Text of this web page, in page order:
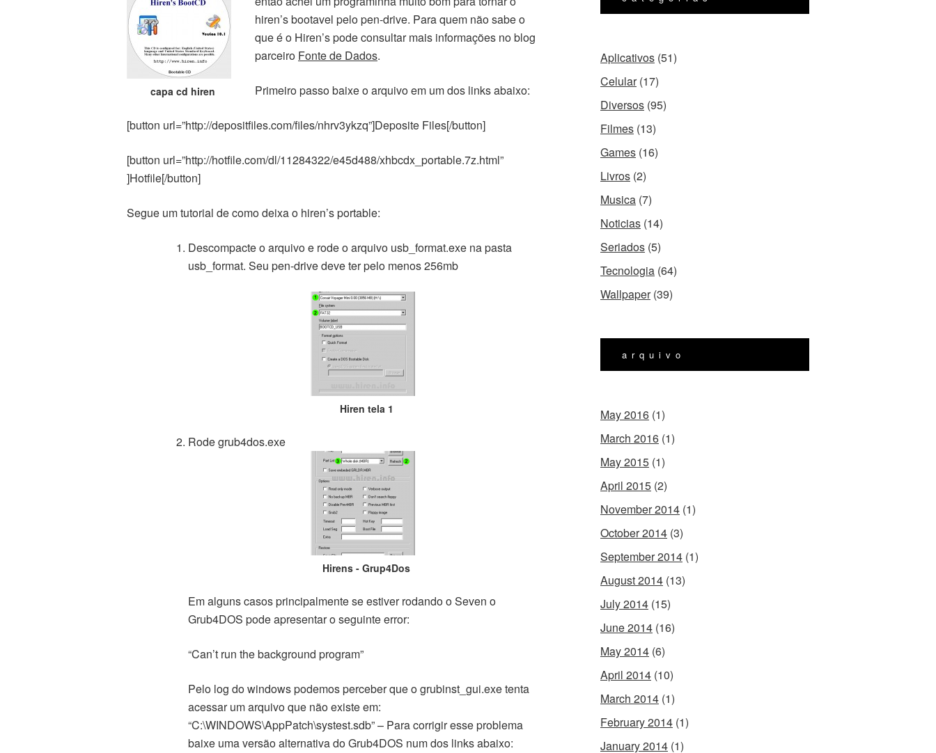
capa cd hiren
hiren’s bootavel pelo pen-drive. Para quem não sabe o
que é o Hiren’s pode consultar mais informações no blog
parceiro Fonte de Dados.
Primeiro passo baixe o arquivo em um dos links abaixo:
[button url=”http://depositfiles.com/files/nhrv3ykzq”]Deposite Files[/button]
[button url=”http://hotfile.com/dl/11284322/e45d488/xhbcdx_portable.7z.html”
]Hotfile[/button]
Segue um tutorial de como deixa o hiren’s portable:
Descompacte o arquivo e rode o arquivo usb_format.exe na pasta
usb_format. Seu pen-drive deve ter pelo menos 256mb
Hiren tela 1
Rode grub4dos.exe
Hirens - Grup4Dos
Em alguns casos principalmente se estiver rodando o Seven o
Grub4DOS pode apresentar o seguinte error:
“Can’t run the background program”
Pelo log do windows podemos perceber que o grubinst_gui.exe tenta
acessar um arquivo que não existe em:
“C:\WINDOWS\AppPatch\systest.sdb” – Para corrigir esse problema
baixe uma versão alternativa do Grub4DOS num dos links abaixo:
Aplicativos (51)
Celular(17)
Diversos (95)
Filmes (13)
Games (16)
Livros (2)
Musica (7)
Noticias (14)
Seriados (5)
Tecnologia (64)
Wallpaper(39)
arquivo
May 2016 (1)
March 2016 (1)
May 2015 (1)
April 2015 (2)
November 2014 (1)
October 2014 (3)
September 2014 (1)
August 2014 (13)
July 2014 (15)
June 2014 (16)
May 2014 (6)
April 2014 (10)
March 2014 (1)
February 2014 (1)
January 2014 (1)